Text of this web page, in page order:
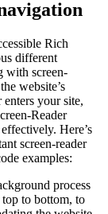
Rich
different
with screen-
website’s
enters your site,
Reader
Here’s
screen-reader
examples:
process
top to bottom, to